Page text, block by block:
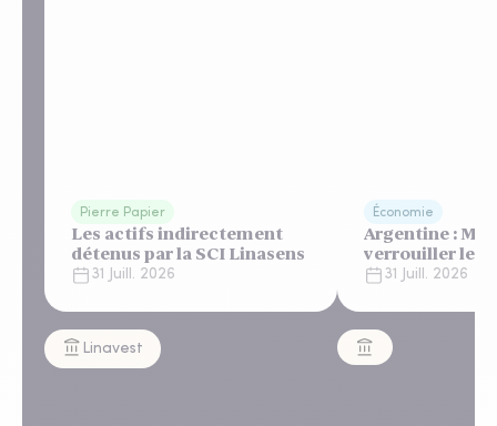
Pierre Papier
Les actifs indirectement
détenus par la SCI Linasens
31 Juill. 2026
Linavest
Économie
Argentine :
verrouiller le
un "shutdown"
regard
31 Juill. 2026